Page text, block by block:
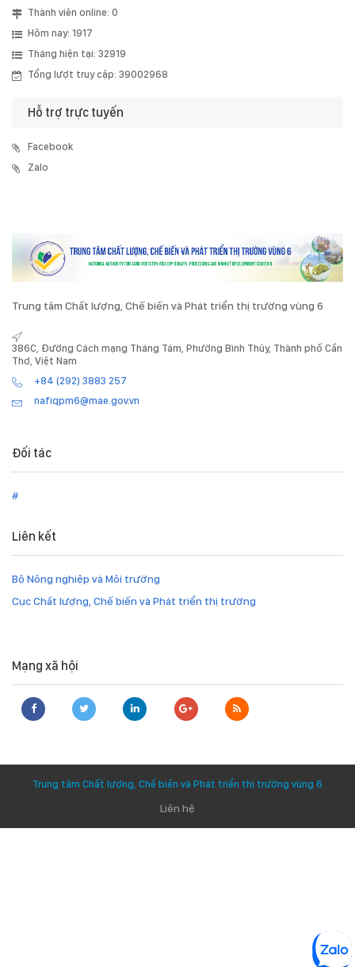
Thành viên online: 0
Hôm nay: 1917
Tháng hiện tại: 32919
Tổng lượt truy cập: 39002968
Hỗ trợ trực tuyến
Facebook
Zalo
Trung tâm Chất lượng, Chế biến và Phát triển thị trường vùng 6
386C, Đường Cách mạng Tháng Tám, Phường Bình Thủy, Thành phố Cần
Thơ, Việt Nam
+84 (292) 3883 257
nafiqpm6@mae.gov.vn
Đối tác
#
Liên kết
Bộ Nông nghiệp và Môi trường
Cục Chất lượng, Chế biến và Phát triển thị trường
Mạng xã hội
Trung tâm Chất lượng, Chế biến và Phát triển thị trường vùng 6
Liên hệ